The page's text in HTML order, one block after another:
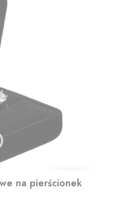
na pierścionek